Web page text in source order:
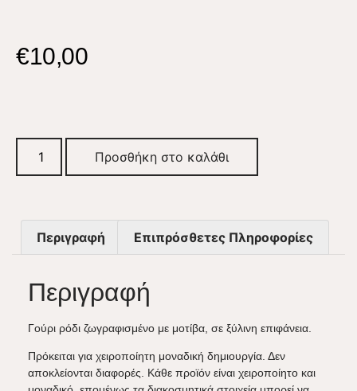
€10,00
Προσθήκη στο καλάθι
Περιγραφή Επιπρόσθετες Πληροφορίες
Περιγραφή
Γούρι ρόδι ζωγραφισμένο με μοτίβα, σε ξύλινη επιφάνεια.
Πρόκειται για χειροποίητη μοναδική δημιουργία. Δεν
αποκλείονται διαφορές. Κάθε προϊόν είναι χειροποίητο και